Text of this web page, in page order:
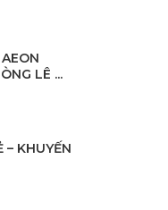
LÊ ...
– KHUYẾN